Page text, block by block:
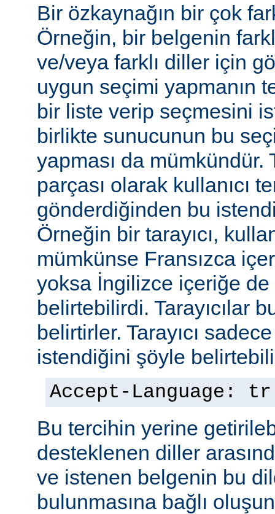
Bir özkaynağın bir çok
Örneğin, bir belgenin
ve/veya farklı diller için
uygun seçimi yapmanın
bir liste verip seçmesini
birlikte sunucunun bu
yapması da mümkündür.
parçası olarak kullanıcı
gönderdiğinden bu
Örneğin bir tarayıcı,
mümkünse Fransızca
yoksa İngilizce içeriğe de
belirtebilirdi. Tarayıcılar
belirtirler. Tarayıcı
istendiğini şöyle
Accept-Language: tr
Bu tercihin yerine
desteklenen diller
ve istenen belgenin bu
bulunmasına bağlı